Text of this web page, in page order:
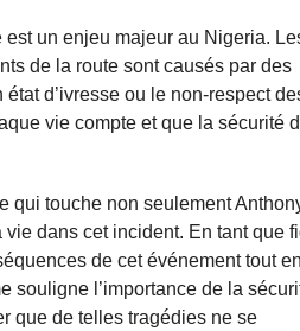
est un enjeu majeur au Nigeria.
de la route sont causés par des
d’ivresse ou le non-respect
vie compte et que la sécurité
qui touche non seulement
dans cet incident. En tant que
de cet événement tout en
souligne l’importance de la
que de telles tragédies ne se